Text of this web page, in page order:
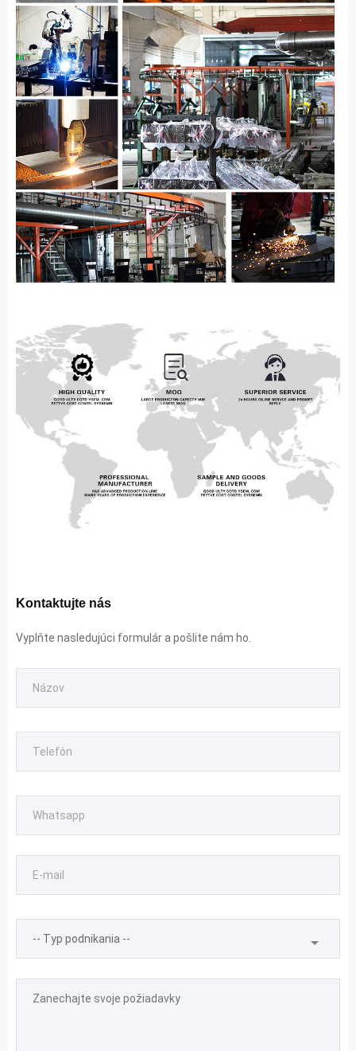
Kontaktujte nás
Vyplňte nasledujúci formulár a pošlite nám ho.